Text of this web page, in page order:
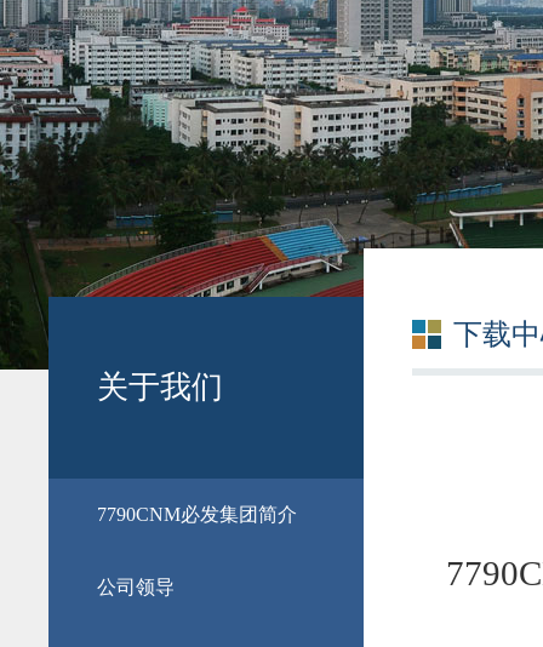
关于我们
​7790CNM必发集团简介
公司领导
下载